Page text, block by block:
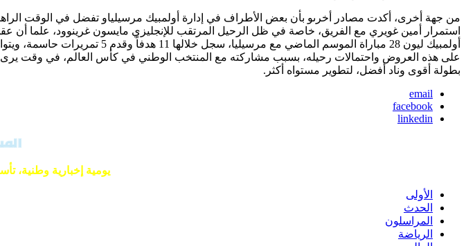
من جهة أخرى، أكدت مصادر أخرىو بأن بعض الأطراف في إدارة أولمبيك مرسيلياو تفضل في الوقت
أولمبيك ليون 28 مباراة الموسم
على هذه العروض واحتمالات رحيله، بسبب مشاركته مع المنتخب الوطني في كأس العالم، في وقت يرى
بطولة أقوى وناد أفضل، لتطوير مستواه أكثر.
email
facebook
linkedin
يومية إخبارية وطنية،تأسست
الأولى
الحدث
المراسلون
الرياضة